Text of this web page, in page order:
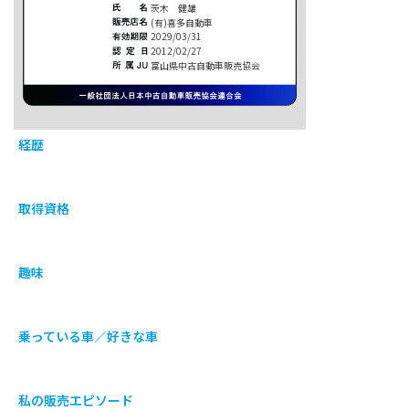
茨木 健雄
(有)喜多自動車
2029/03/31
2012/02/27
富山県中古自動車販売協会
経歴
取得資格
趣味
乗っている車／好きな車
私の販売エピソード